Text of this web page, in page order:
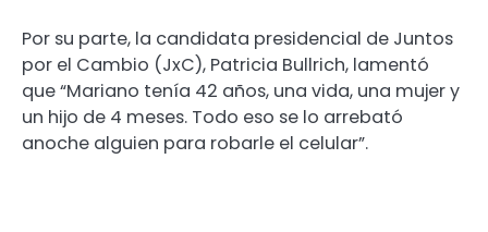
Por su parte, la candidata presidencial de Juntos
por el Cambio (JxC), Patricia Bullrich, lamentó
que “Mariano tenía 42 años, una vida, una mujer y
un hijo de 4 meses. Todo eso se lo arrebató
anoche alguien para robarle el celular”.